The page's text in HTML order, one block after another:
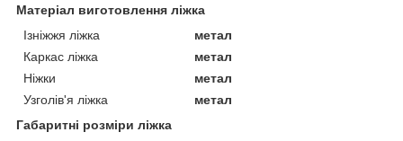
Матеріал виготовлення ліжка
Ізніжжя ліжка
метал
Каркас ліжка
метал
Ніжки
метал
Узголів'я ліжка
метал
Габаритні розміри ліжка